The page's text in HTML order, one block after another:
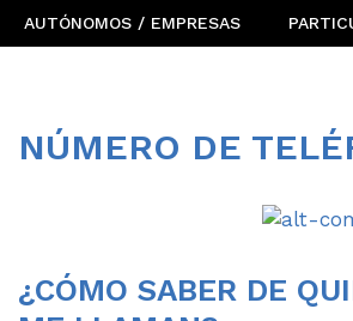
AUTÓNOMOS / EMPRESAS
NÚMERO DE
¿CÓMO SABER DE